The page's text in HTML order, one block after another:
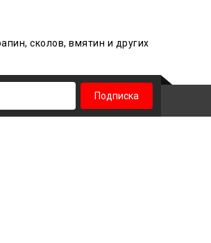
сколов, вмятин и других
Подписка